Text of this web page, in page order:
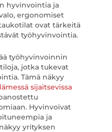
hyvinvointia ja
ergonomiset
ovat tärkeitä
työhyvinvointia.
työhyvinvoinnin
jotka tukevat
Tämä näkyy
sijaitsevissa
Hyvinvoivat
ja
yrityksen